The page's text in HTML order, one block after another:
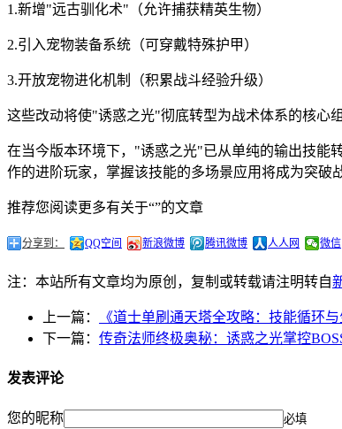
1.新增"远古驯化术"（允许捕获精英生物）
2.引入宠物装备系统（可穿戴特殊护甲）
3.开放宠物进化机制（积累战斗经验升级）
这些改动将使"诱惑之光"彻底转型为战术体系的核心组
在当今版本环境下，"诱惑之光"已从单纯的输出技能
作的进阶玩家，掌握该技能的多场景应用将成为突破
推荐您阅读更多有关于“”的文章
分享到： QQ空间 新浪微博 腾讯微博 人人网 微信
注：本站所有文章均为原创，复制或转载请注明转自
上一篇：
《道士单刷通天塔全攻略：技能循环与
下一篇： 传奇法师终极奥秘：诱惑之光掌控
发表评论
您的昵称 必填